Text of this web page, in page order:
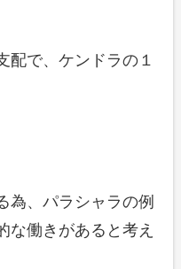
配で、ケンドラの１
為、パラシャラの例
な働きがあると考え